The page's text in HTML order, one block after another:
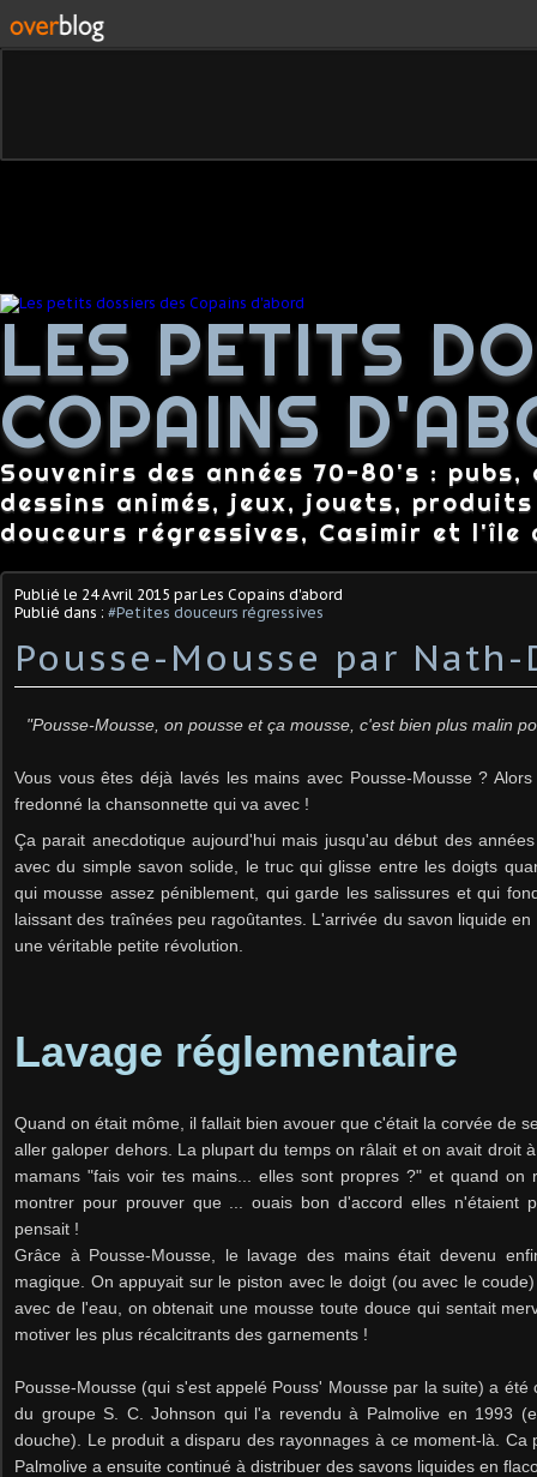
LES PETITS
COPAINS
Souvenirs des années 70-80's :
dessins animés, jeux, jouets,
douceurs régressives, Casimir et l'île
Publié le 24 Avril 2015 par Les Copains d'abord
Publié dans : #Petites douceurs régressives
Pousse-Mousse par
"Pousse-Mousse, on pousse et ça mousse, c'est bien plus malin
Vous vous êtes déjà lavés les mains avec Pousse-Mousse ?
fredonné la chansonnette qui va avec !
Ça parait anecdotique aujourd'hui mais jusqu'au début des
avec du simple savon solide, le truc qui glisse entre les doigts
qui mousse assez péniblement, qui garde les salissures et qui
laissant des traînées peu ragoûtantes. L'arrivée du savon liquide
une véritable petite révolution.
Lavage réglementaire
Quand on était môme, il fallait bien avouer que c'était la corvée de
aller galoper dehors. La plupart du temps on râlait et on avait droit
mamans "fais voir tes mains... elles sont propres ?" et quand on
montrer pour prouver que ... ouais bon d'accord elles n'étaient
pensait !
Grâce à Pousse-Mousse, le lavage des mains était devenu
magique. On appuyait sur le piston avec le doigt (ou avec le
avec de l'eau, on obtenait une mousse toute douce qui sentait
motiver les plus récalcitrants des garnements !
Pousse-Mousse (qui s'est appelé Pouss' Mousse par la suite) a
du groupe S. C. Johnson qui l'a revendu à Palmolive en 1993
douche). Le produit a disparu des rayonnages à ce moment-là. Ca
Palmolive a ensuite continué à distribuer des savons liquides en